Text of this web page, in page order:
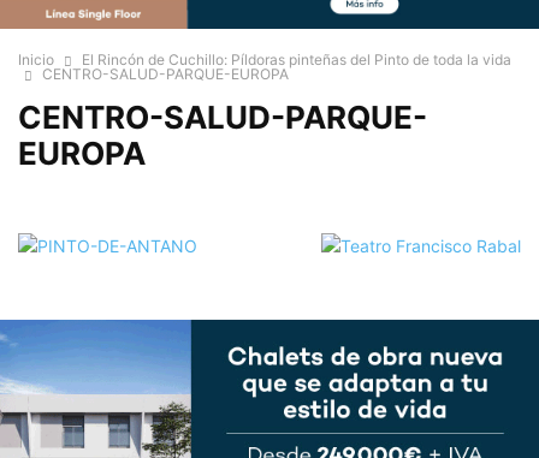
Inicio
El Rincón de Cuchillo: Píldoras pinteñas del Pinto de toda la vida
CENTRO-SALUD-PARQUE-EUROPA
CENTRO-SALUD-PARQUE-
EUROPA